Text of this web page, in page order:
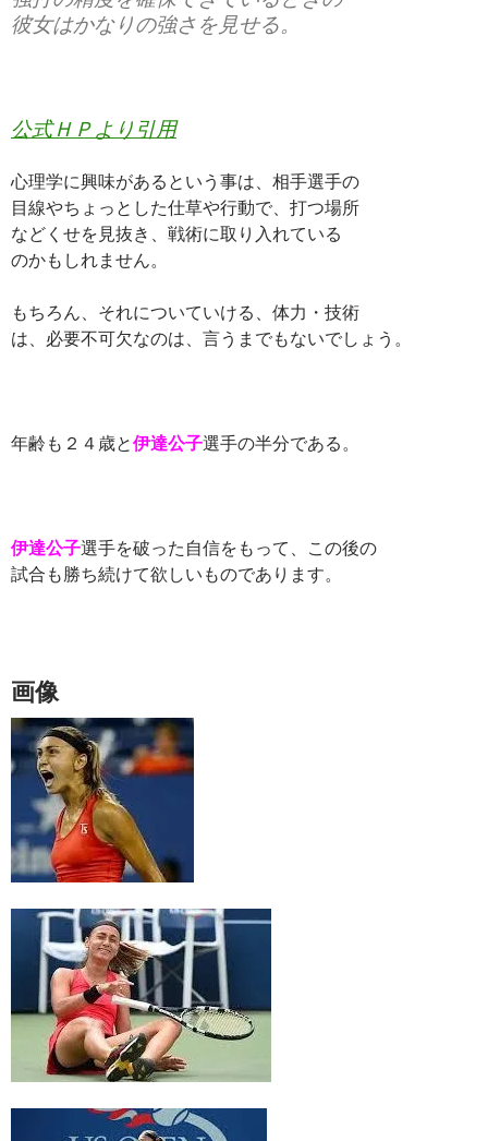
彼女はかなりの強さを見せる。
公式ＨＰより引用
心理学に興味があるという事は、相手選手の
目線やちょっとした仕草や行動で、打つ場所
などくせを見抜き、戦術に取り入れている
のかもしれません。
もちろん、それについていける、体力・技術
は、必要不可欠なのは、言うまでもないでしょう。
年齢も２４歳と伊達公子選手の半分である。
伊達公子選手を破った自信をもって、この後の
試合も勝ち続けて欲しいものであります。
画像